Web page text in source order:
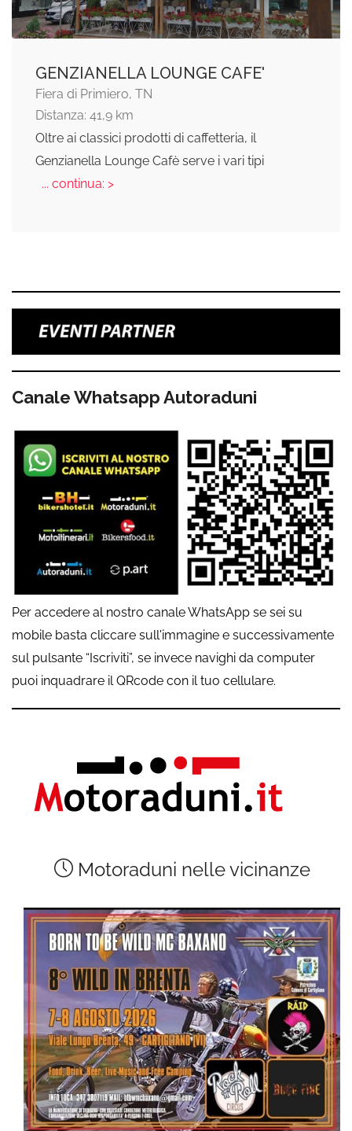
GENZIANELLA LOUNGE CAFE'
Fiera di Primiero, TN
Distanza: 41,9 km
Oltre ai classici prodotti di caffetteria, il
Genzianella Lounge Cafè serve i vari tipi
... continua: >
Canale Whatsapp Autoraduni
Per accedere al nostro canale WhatsApp se sei su
mobile basta cliccare sull'immagine e successivamente
sul pulsante “Iscriviti”, se invece navighi da computer
puoi inquadrare il QRcode con il tuo cellulare.
Motoraduni nelle vicinanze